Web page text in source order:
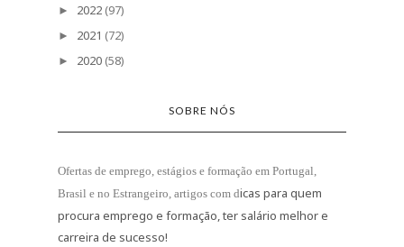
► 2022 (97)
► 2021 (72)
► 2020 (58)
SOBRE NÓS
Ofertas de emprego, estágios e formação em Portugal,
Brasil e no Estrangeiro, artigos com dicas para quem
procura emprego e formação, ter salário melhor e
carreira de sucesso!